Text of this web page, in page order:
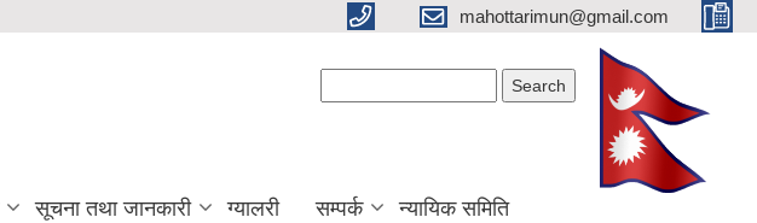
mahottarimun@gmail.com
सूचना तथा जानकारी ग्यालरी सम्पर्क न्यायिक समिति